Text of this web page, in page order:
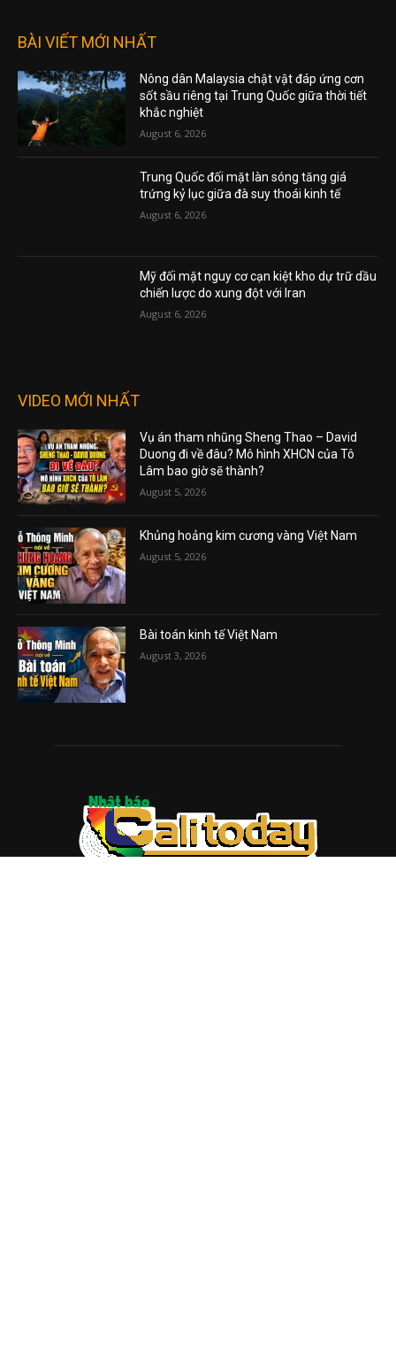
BÀI VIẾT MỚI NHẤT
Nông dân Malaysia chật vật đáp ứng cơn
sốt sầu riêng tại Trung Quốc giữa thời tiết
khắc nghiệt
August 6, 2026
Trung Quốc đối mặt làn sóng tăng giá
trứng kỷ lục giữa đà suy thoái kinh tế
August 6, 2026
Mỹ đối mặt nguy cơ cạn kiệt kho dự trữ dầu
chiến lược do xung đột với Iran
August 6, 2026
VIDEO MỚI NHẤT
Vụ án tham nhũng Sheng Thao – David
Duong đi về đâu? Mô hình XHCN của Tô
Lâm bao giờ sẽ thành?
August 5, 2026
Khủng hoảng kim cương vàng Việt Nam
August 5, 2026
Bài toán kinh tế Việt Nam
August 3, 2026